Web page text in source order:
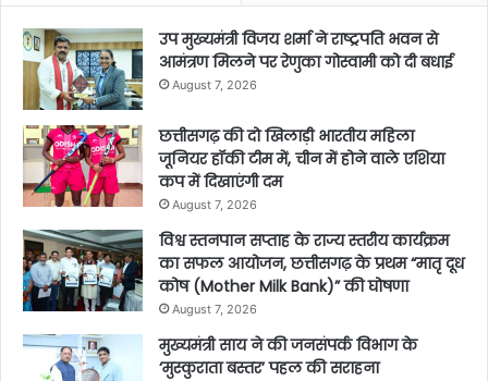
उप मुख्यमंत्री विजय शर्मा ने राष्ट्रपति भवन से
आमंत्रण मिलने पर रेणुका गोस्वामी को दी बधाई
August 7, 2026
छत्तीसगढ़ की दो खिलाड़ी भारतीय महिला
जूनियर हॉकी टीम में, चीन में होने वाले एशिया
कप में दिखाएंगी दम
August 7, 2026
विश्व स्तनपान सप्ताह के राज्य स्तरीय कार्यक्रम
का सफल आयोजन, छत्तीसगढ़ के प्रथम “मातृ दूध
कोष (Mother Milk Bank)” की घोषणा
August 7, 2026
मुख्यमंत्री साय ने की जनसंपर्क विभाग के
‘मुस्कुराता बस्तर’ पहल की सराहना